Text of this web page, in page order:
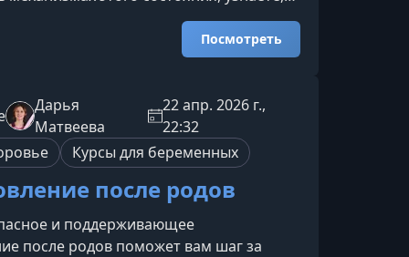
снижается, и получите
инструменты для восстановления
и ясности мышления.Что вы получите
как эти состояния влияют на
и повседневные решения, и
их от обычного переу
Посмотреть
Дарья
Матвеева
22 апр. 2026 г.,
22:32
Курсы для беременных
после родов
и поддерживающее
после родов поможет вам шаг за